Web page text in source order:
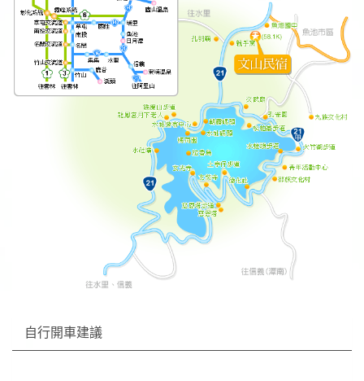
自行開車建議